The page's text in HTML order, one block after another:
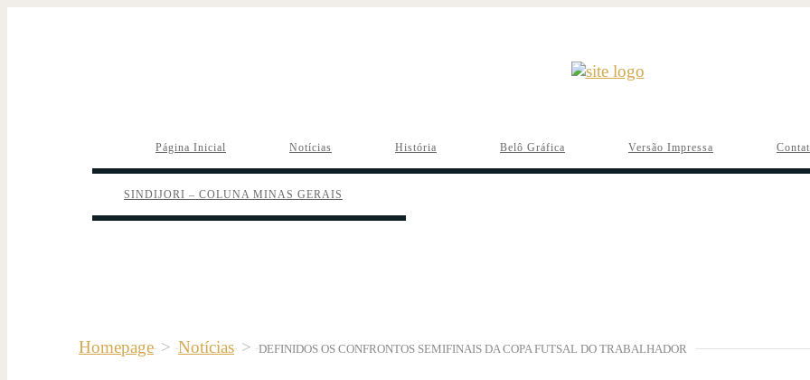
Página Inicial Notícias História Belô Gráfica Versão Impressa
SINDIJORI – COLUNA MINAS GERAIS
Homepage > Notícias > DEFINIDOS OS CONFRONTOS SEMIFINAIS DA COPA FUTSAL DO TRABALHADOR